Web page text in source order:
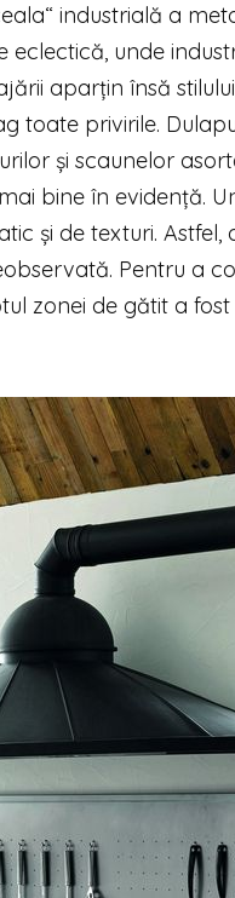
industrială a
unde
aparțin însă
toate privirile.
și scaunelor
bine în evidență.
și de texturi.
Pentru a
zonei de gătit a